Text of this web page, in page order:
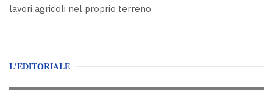
lavori agricoli nel proprio terreno.
L'EDITORIALE